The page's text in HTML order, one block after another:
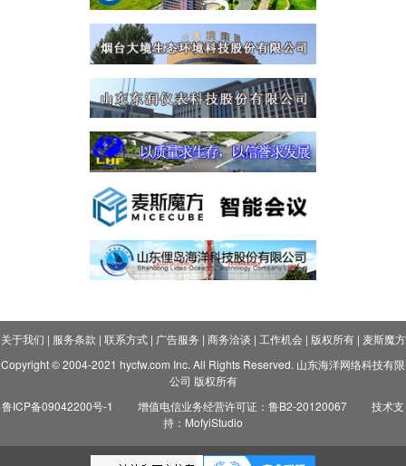
关于我们 | 服务条款 | 联系方式| 广告服务 | 商务洽谈 | 工作机会| 版权所有| 麦斯魔方
Copyright © 2004-2021 hycfw.com Inc. All Rights Reserved. 山东海洋网络科技有限
公司 版权所有
鲁ICP备09042200号-1
增值电信业务经营许可证：鲁B2-20120067
技术支
持：MofyiStudio